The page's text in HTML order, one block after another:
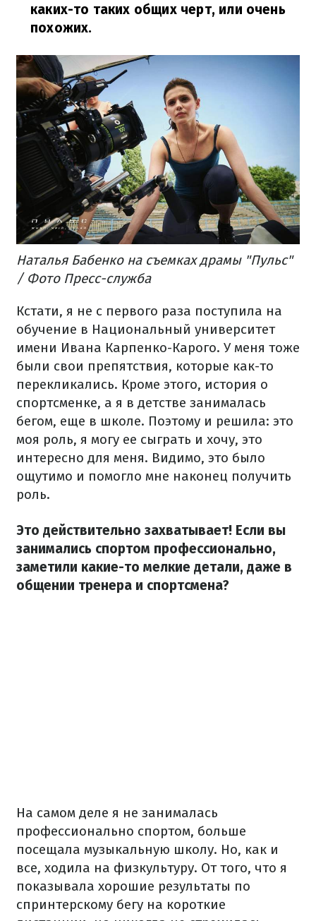
каких-то таких общих черт, или очень
похожих.
Наталья Бабенко на съемках драмы "Пульс"
/ Фото Пресс-служба
Кстати, я не с первого раза поступила на
обучение в Национальный университет
имени Ивана Карпенко-Карого. У меня тоже
были свои препятствия, которые как-то
перекликались. Кроме этого, история о
спортсменке, а я в детстве занималась
бегом, еще в школе. Поэтому и решила: это
моя роль, я могу ее сыграть и хочу, это
интересно для меня. Видимо, это было
ощутимо и помогло мне наконец получить
роль.
Это действительно захватывает! Если вы
занимались спортом профессионально,
заметили какие-то мелкие детали, даже в
общении тренера и спортсмена?
На самом деле я не занималась
профессионально спортом, больше
посещала музыкальную школу. Но, как и
все, ходила на физкультуру. От того, что я
показывала хорошие результаты по
спринтерскому бегу на короткие